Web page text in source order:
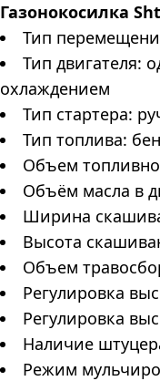
Газонокосилка
Тип
Тип двигателя:
охлаждением
Тип стартера:
Тип топлива:
Объем
Объём масла в
Ширина
Высота
Объем
Регулировка
Регулировка
Наличие
Режим